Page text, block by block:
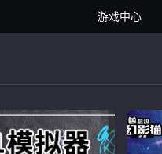
游戏中心